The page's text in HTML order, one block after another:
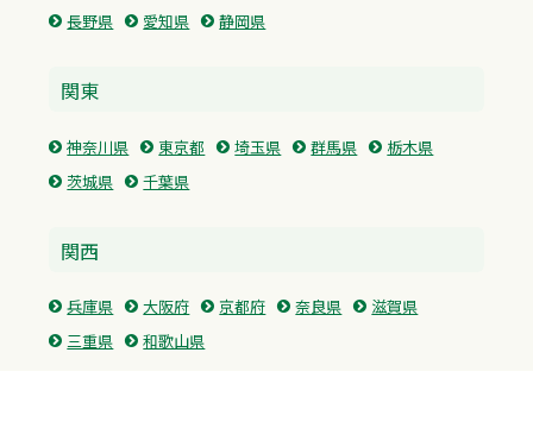
長野県
愛知県 静岡県
関東
神奈川県 東京都 埼玉県 群馬県
栃木県
茨城県
千葉県
関西
兵庫県 大阪府 京都府 奈良県
滋賀県
三重県
和歌山県